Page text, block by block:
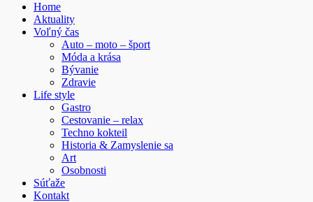
Home
Aktuality
Voľný čas
Auto – moto – šport
Móda a krása
Bývanie
Zdravie
Life style
Gastro
Cestovanie – relax
Techno kokteil
Historia & Zamyslenie sa
Art
Osobnosti
Súťaže
Kontakt